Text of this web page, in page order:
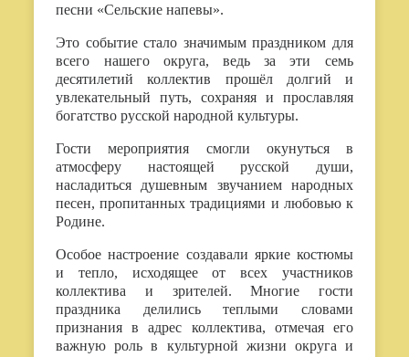
песни «Сельские напевы».
Это событие стало значимым праздником для
всего нашего округа, ведь за эти семь
десятилетий коллектив прошёл долгий и
увлекательный путь, сохраняя и прославляя
богатство русской народной культуры.
Гости мероприятия смогли окунуться в
атмосферу настоящей русской души,
насладиться душевным звучанием народных
песен, пропитанных традициями и любовью к
Родине.
Особое настроение создавали яркие костюмы
и тепло, исходящее от всех участников
коллектива и зрителей. Многие гости
праздника делились теплыми словами
признания в адрес коллектива, отмечая его
важную роль в культурной жизни округа и